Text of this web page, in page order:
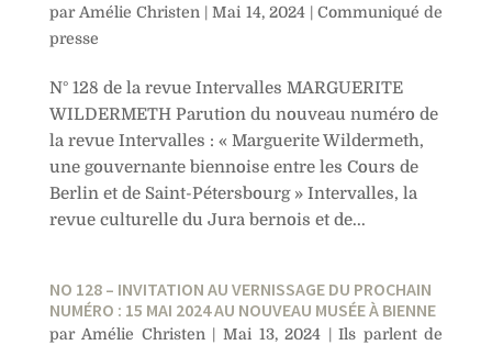
par Amélie Christen |Mai 14, 2024|Communiqué de
presse
N° 128 de la revue Intervalles MARGUERITE
WILDERMETH Parution du nouveau numéro de
la revue Intervalles : « Marguerite Wildermeth,
une gouvernante biennoise entre les Cours de
Berlin et de Saint-Pétersbourg » Intervalles, la
revue culturelle du Jura bernois et de...
NO 128 – INVITATION AU VERNISSAGE DU PROCHAIN
NUMÉRO : 15 MAI 2024 AU NOUVEAU MUSÉE À BIENNE
par Amélie Christen | Mai 13, 2024 |Ils parlent de